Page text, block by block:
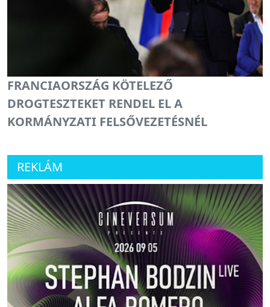
FRANCIAORSZÁG KÖTELEZŐ
DROGTESZTEKET RENDEL EL A
KORMÁNYZATI FELSŐVEZETÉSNÉL
REKLÁM